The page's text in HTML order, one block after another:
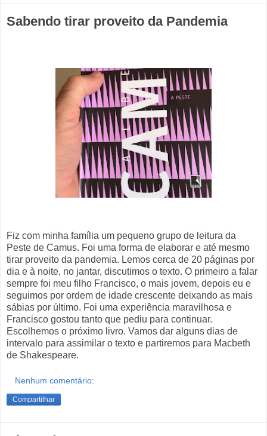
Sabendo tirar proveito da Pandemia
Fiz com minha família um pequeno grupo de leitura da
Peste de Camus. Foi uma forma de elaborar e até mesmo
tirar proveito da pandemia. Lemos cerca de 20 páginas por
dia e à noite, no jantar, discutimos o texto. O primeiro a falar
sempre foi meu filho Francisco, o mais jovem, depois eu e
seguimos por ordem de idade crescente deixando as mais
sábias por último. Foi uma experiência maravilhosa e
Francisco gostou tanto que pediu para continuar.
Escolhemos o próximo livro. Vamos dar alguns dias de
intervalo para assimilar o texto e partiremos para Macbeth
de Shakespeare.
Nenhum comentário:
Compartilhar